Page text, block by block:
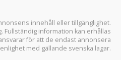
innehåll eller tillgänglighet.
Fullständig information kan erhållas
för att de endast annonsera
med gällande svenska lagar.